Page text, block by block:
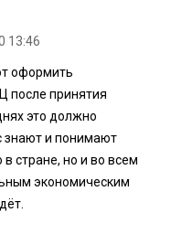
13:46
оформить
после принятия
это должно
знают и понимают
в стране, но и во всем
экономическим